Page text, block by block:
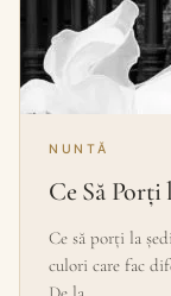
NUNTĂ
Ce Să Porți
Ce să porți la
culori care fac